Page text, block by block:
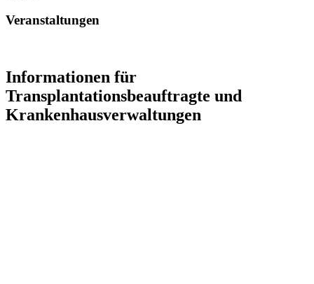
Veranstaltungen
Informationen für
Transplantationsbeauftragte und
Krankenhausverwaltungen